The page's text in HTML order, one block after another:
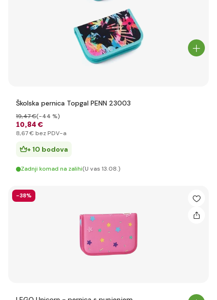
Školska pernica Topgal PENN 23003
10,84 €
19,47 €(-44 %)
8,67 € bez PDV-a
+ 10 bodova
Zadnji komad na zalihi(U vas 13.08.)
-38%